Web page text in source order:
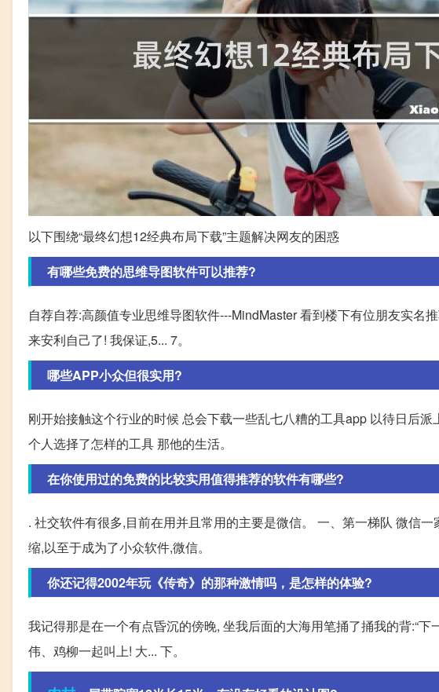
以下围绕“最终幻想12经典布局下载”主题解决网友的困惑
有哪些免费的思维导图软件可以推荐?
自荐自荐:高颜值专业思维导图软件---MindMaster 看到楼下有位朋友实
来安利自己了! 我保证,5... 7。
哪些APP小众但很实用?
刚开始接触这个行业的时候 总会下载一些乱七八糟的工具app 以待日后
个人选择了怎样的工具 那他的生活。
在你使用过的免费的比较实用值得推荐的软件有哪些?
. 社交软件有很多,目前在用并且常用的主要是微信。 一、第一梯队 微信
缩,以至于成为了小众软件,微信。
你还记得2002年玩《传奇》的那种激情吗，是怎样的体验?
我记得那是在一个有点昏沉的傍晚, 坐我后面的大海用笔捅了捅我的背:“
伟、鸡柳一起叫上! 大... 下。